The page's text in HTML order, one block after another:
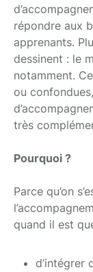
répondre aux
apprenants.
dessinent : le
notamment.
ou
très
Pourquoi ?
Parce qu’on
quand il est
d’intégrer